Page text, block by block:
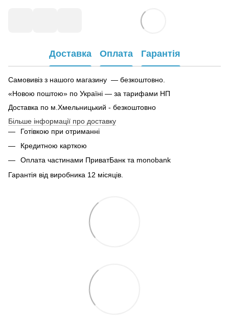
Доставка Оплата Гарантія
Самовивіз з нашого магазину — безкоштовно.
«Новою поштою» по Україні — за тарифами НП
Доставка по м.Хмельницький - безкоштовно
Більше інформації про доставку
Готівкою при отриманні
Кредитною карткою
Оплата частинами ПриватБанк та monobank
Гарантія від виробника 12 місяців.